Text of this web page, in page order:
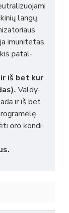
langų,
imuni­te­tas,
pata­l­­
iš bet kur
Valdy­­­
ir iš bet
oro kondi­